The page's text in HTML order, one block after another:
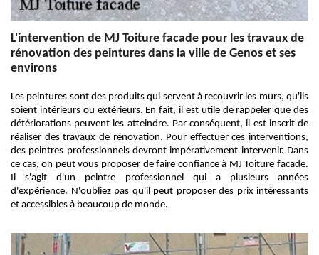
L'intervention de MJ Toiture facade pour les travaux de
rénovation des peintures dans la ville de Genos et ses
environs
Les peintures sont des produits qui servent à recouvrir les murs, qu'ils
soient intérieurs ou extérieurs. En fait, il est utile de rappeler que des
détériorations peuvent les atteindre. Par conséquent, il est inscrit de
réaliser des travaux de rénovation. Pour effectuer ces interventions,
des peintres professionnels devront impérativement intervenir. Dans
ce cas, on peut vous proposer de faire confiance à MJ Toiture facade.
Il s'agit d'un peintre professionnel qui a plusieurs années
d'expérience. N'oubliez pas qu'il peut proposer des prix intéressants
et accessibles à beaucoup de monde.